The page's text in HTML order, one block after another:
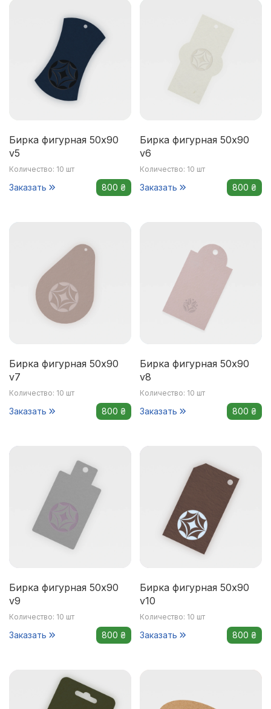
Бирка фигурная 50x90
v5
Количество: 10 шт
Заказать 800 ₴
Бирка фигурная 50x90
v6
Количество: 10 шт
Заказать 800 ₴
Бирка фигурная 50x90
v7
Количество: 10 шт
Заказать 800 ₴
Бирка фигурная 50x90
v8
Количество: 10 шт
Заказать 800 ₴
Бирка фигурная 50x90
v9
Количество: 10 шт
Заказать 800 ₴
Бирка фигурная 50x90
v10
Количество: 10 шт
Заказать 800 ₴